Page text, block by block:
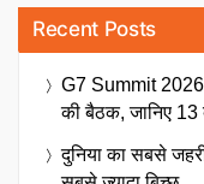
Recent Posts
G7 Summit
की बैठक, जानिए
दुनिया का सबसे